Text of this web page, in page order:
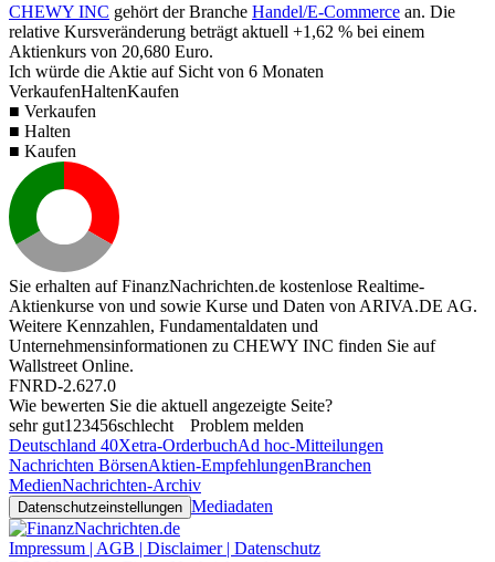
CHEWY INC gehört der Branche Handel/E-Commerce an. Die
relative Kursveränderung beträgt aktuell +1,62 % bei einem
Aktienkurs von 20,680 Euro.
Ich würde die Aktie auf Sicht von 6 Monaten
VerkaufenHaltenKaufen
■ Verkaufen
■ Halten
■ Kaufen
Sie erhalten auf FinanzNachrichten.de kostenlose Realtime-
Aktienkurse von und sowie Kurse und Daten von ARIVA.DE AG.
Weitere Kennzahlen, Fundamentaldaten und
Unternehmensinformationen zu CHEWY INC finden Sie auf
Wallstreet Online.
FNRD-2.627.0
Wie bewerten Sie die aktuell angezeigte Seite?
sehr gut1 23456schlecht
Problem melden
Deutschland 40Xetra-OrderbuchAd hoc-Mitteilungen
Nachrichten BörsenAktien-EmpfehlungenBranchen
MedienNachrichten-Archiv
Datenschutzeinstellungen Mediadaten
Impressum | AGB | Disclaimer | Datenschutz